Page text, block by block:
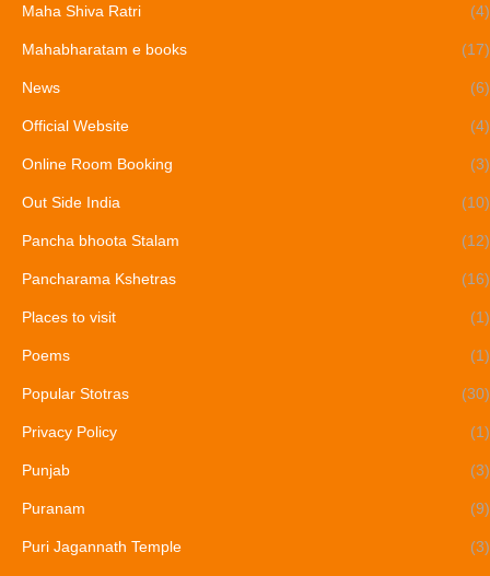
Maha Shiva Ratri (4)
Mahabharatam e books (17)
News (6)
Official Website (4)
Online Room Booking (3)
Out Side India (10)
Pancha bhoota Stalam (12)
Pancharama Kshetras (16)
Places to visit (1)
Poems (1)
Popular Stotras (30)
Privacy Policy (1)
Punjab (3)
Puranam (9)
Puri Jagannath Temple (3)